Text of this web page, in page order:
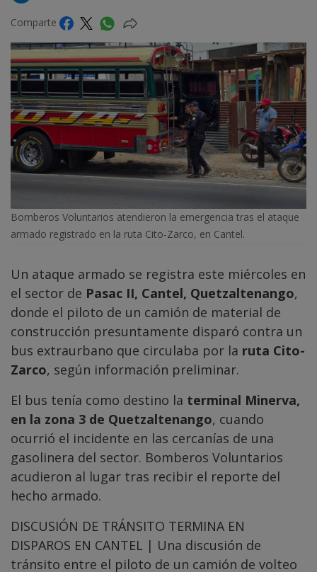
Comparte
Bomberos Voluntarios atendieron la emergencia tras el ataque
armado registrado en la ruta Cito-Zarco, en Cantel.
Un ataque armado se registra este miércoles en
el sector de Pasac II, Cantel, Quetzaltenango,
donde el piloto de un camión de material de
construcción presuntamente disparó contra un
bus extraurbano que circulaba por la ruta Cito-
Zarco, según información preliminar.
El bus tenía como destino la terminal Minerva,
en la zona 3 de Quetzaltenango, cuando
ocurrió el incidente en las cercanías de una
gasolinera del sector. Bomberos Voluntarios
acudieron al lugar tras recibir el reporte del
hecho armado.
DISCUSIÓN DE TRÁNSITO TERMINA EN
DISPAROS EN CANTEL | Una discusión de
tránsito entre el piloto de un camión de volteo